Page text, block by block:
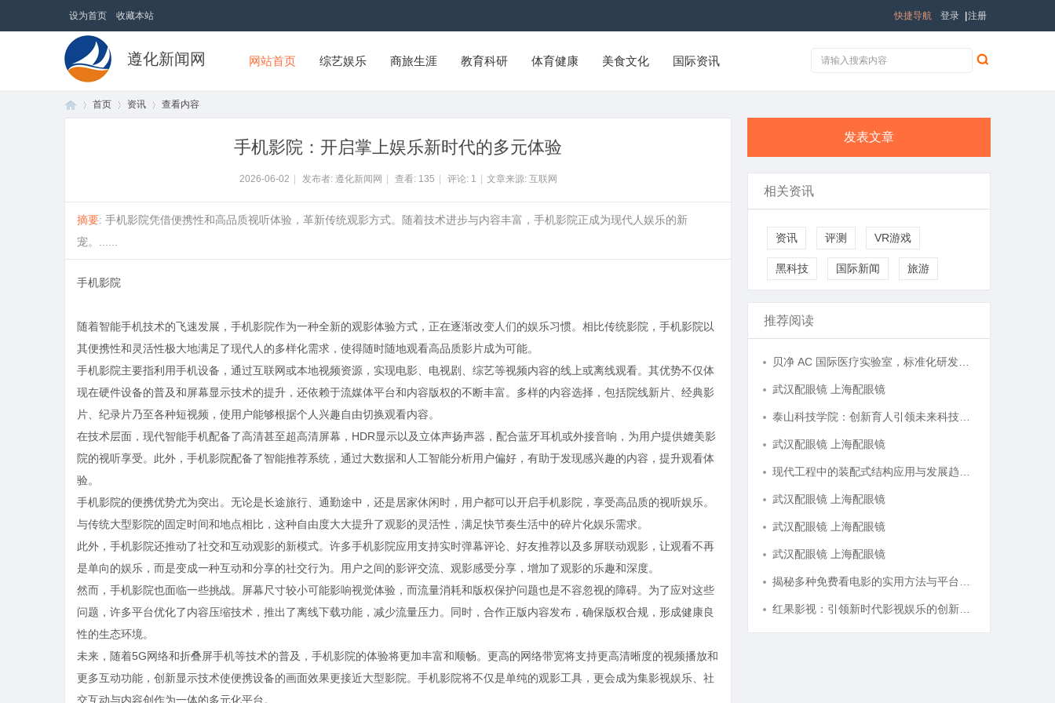
设为首页 收藏本站 登录 注册
快捷导航
遵化新闻网 网站首页 综艺娱乐 商旅生涯 教育科研 体育健康 美食文化 国际资讯
首页 资讯 查看内容
手机影院：开启掌上娱乐新时代的多元体验
2026-06-02 发布者: 遵化新闻网 查看: 135 评论: 1 文章来源: 互联网
摘要: 手机影院凭借便携性和高品质视听体验，革新传统观影方式。随着技术进步与内容丰富，手机影院正成为现代人娱乐的新
宠。......
手机影院
随着智能手机技术的飞速发展，手机影院作为一种全新的观影体验方式，正在逐渐改变人们的娱乐习惯。相比传统影院，手机影院以
其便携性和灵活性极大地满足了现代人的多样化需求，使得随时随地观看高品质影片成为可能。
手机影院主要指利用手机设备，通过互联网或本地视频资源，实现电影、电视剧、综艺等视频内容的线上或离线观看。其优势不仅体
现在硬件设备的普及和屏幕显示技术的提升，还依赖于流媒体平台和内容版权的不断丰富。多样的内容选择，包括院线新片、经典影
片、纪录片乃至各种短视频，使用户能够根据个人兴趣自由切换观看内容。
在技术层面，现代智能手机配备了高清甚至超高清屏幕，HDR显示以及立体声扬声器，配合蓝牙耳机或外接音响，为用户提供媲美影
院的视听享受。此外，手机影院配备了智能推荐系统，通过大数据和人工智能分析用户偏好，有助于发现感兴趣的内容，提升观看体
验。
手机影院的便携优势尤为突出。无论是长途旅行、通勤途中，还是居家休闲时，用户都可以开启手机影院，享受高品质的视听娱乐。
与传统大型影院的固定时间和地点相比，这种自由度大大提升了观影的灵活性，满足快节奏生活中的碎片化娱乐需求。
此外，手机影院还推动了社交和互动观影的新模式。许多手机影院应用支持实时弹幕评论、好友推荐以及多屏联动观影，让观看不再
是单向的娱乐，而是变成一种互动和分享的社交行为。用户之间的影评交流、观影感受分享，增加了观影的乐趣和深度。
然而，手机影院也面临一些挑战。屏幕尺寸较小可能影响视觉体验，而流量消耗和版权保护问题也是不容忽视的障碍。为了应对这些
问题，许多平台优化了内容压缩技术，推出了离线下载功能，减少流量压力。同时，合作正版内容发布，确保版权合规，形成健康良
性的生态环境。
未来，随着5G网络和折叠屏手机等技术的普及，手机影院的体验将更加丰富和顺畅。更高的网络带宽将支持更高清晰度的视频播放和
更多互动功能，创新显示技术使便携设备的画面效果更接近大型影院。手机影院将不仅是单纯的观影工具，更会成为集影视娱乐、社
交互动与内容创作为一体的多元化平台。
发表文章
相关资讯
资讯 评测 VR游戏
黑科技 国际新闻 旅游
推荐阅读
武汉配眼镜 上海配眼镜
武汉配眼镜 上海配眼镜
武汉配眼镜 上海配眼镜
武汉配眼镜 上海配眼镜
武汉配眼镜 上海配眼镜